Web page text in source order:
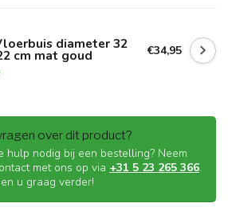
diameter 32
cm mat goud €34,95
over dit product?
hulp nodig bij een bestelling? Neem
met ons op via +31 5 23 265 366.
u graag verder!